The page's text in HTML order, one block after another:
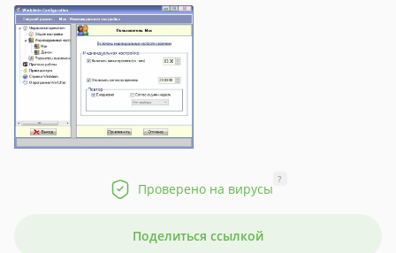
Проверено на вирусы
?
Поделиться ссылкой